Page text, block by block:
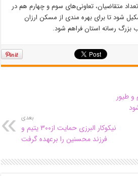
متقاضیان، تعاونی‌های سوم و چهارم هم در
شود تا برای بهره مندی از مسکن ارزان
بزرگ رسانه استان فراهم شود.
طیور
بعدی
نیکوکار البرزی حمایت از٣٠٠ یتیم و
فرزند محسنین را برعهده گرفت